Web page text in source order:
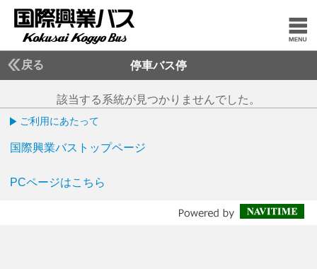
戻る 停車バス停
該当する系統が見つかりませんでした。
ご利用にあたって
国際興業バストップページ
PCページはこちら